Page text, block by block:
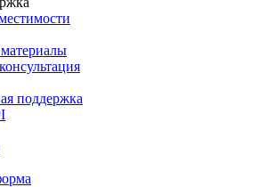
поддержка